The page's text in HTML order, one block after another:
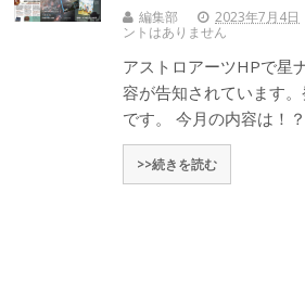
編集部 2023年7月4日
ントはありません
アストロアーツHPで星
容が告知されています
です。 今月の内容は！
>>続きを読む